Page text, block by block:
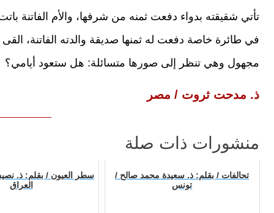
تأتي شقيقته بدواء دفعت ثمنه من شرفها، والأم الفاتنة
في طائرة خاصة دفعت له ثمنها صديقة والدته الفاتنة، القى
مجهول وهي تنظر إلى صورها متسائلة: هل ستعود أيامي؟
ذ. مدحت ثروت / مصر
منشورات ذات صلة
تحالفات / بقلم: ذ. سعيدة محمد صالح /
تونس
سطر العيون / بقلم: ذ.
العراق